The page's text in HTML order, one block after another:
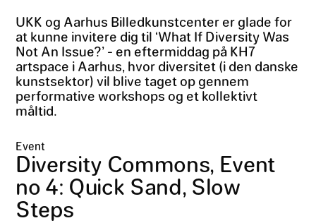
UKK og Aarhus Billedkunstcenter er glade for
at kunne invitere dig til ‘What If Diversity Was
Not An Issue?’ - en eftermiddag på KH7
artspace i Aarhus, hvor diversitet (i den danske
kunstsektor) vil blive taget op gennem
performative workshops og et kollektivt
måltid.
Event
Diversity Commons, Event
no 4: Quick Sand, Slow
Steps